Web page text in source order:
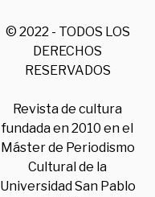
© 2022 - TODOS LOS
DERECHOS
RESERVADOS
Revista de cultura
fundada en 2010 en el
Máster de Periodismo
Cultural de la
Universidad San Pablo